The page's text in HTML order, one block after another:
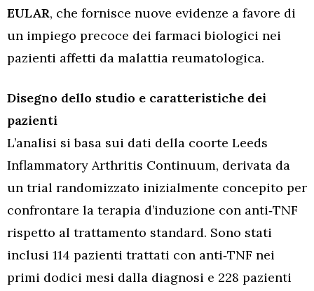
EULAR, che fornisce nuove evidenze a favore di
un impiego precoce dei farmaci biologici nei
pazienti affetti da malattia reumatologica.
Disegno dello studio e caratteristiche dei
pazienti
L’analisi si basa sui dati della coorte Leeds
Inflammatory Arthritis Continuum, derivata da
un trial randomizzato inizialmente concepito per
confrontare la terapia d’induzione con anti‑TNF
rispetto al trattamento standard. Sono stati
inclusi 114 pazienti trattati con anti‑TNF nei
primi dodici mesi dalla diagnosi e 228 pazienti